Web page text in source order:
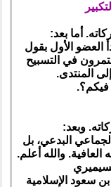
أما بعد:
العضو الأول بقول
في التسبيح
المنتدى.
فيكم؟.
وبعد:
البدعي، بل
العافية. والله أعلم.
سعود الإسلامية